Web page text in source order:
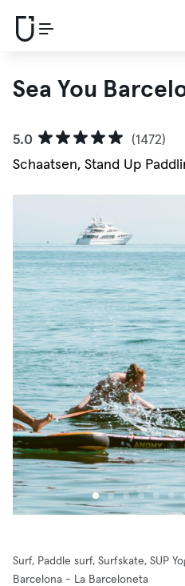
Sea You
5.0
(1472)
Schaatsen, Stand Up
Surf, Paddle surf, Surfskate, SUP
Barcelona - La Barceloneta